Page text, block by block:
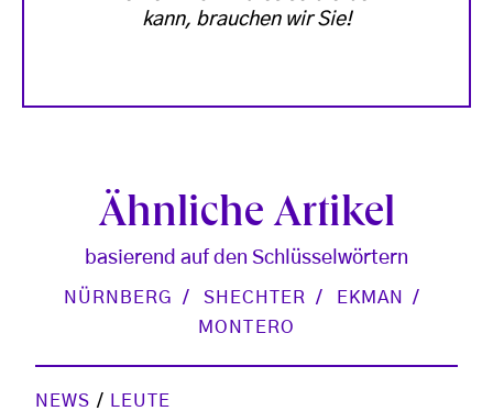
kann, brauchen wir Sie!
Ähnliche Artikel
basierend auf den Schlüsselwörtern
NÜRNBERG SHECHTER
EKMAN
MONTERO
NEWS / LEUTE